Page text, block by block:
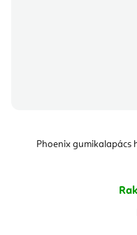
Phoenix gumikalapács